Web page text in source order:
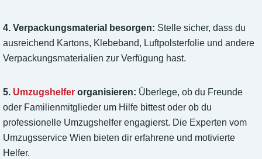
4. Verpackungsmaterial besorgen: Stelle sicher, dass du
ausreichend Kartons, Klebeband, Luftpolsterfolie und andere
Verpackungsmaterialien zur Verfügung hast.
5. Umzugshelfer organisieren: Überlege, ob du Freunde
oder Familienmitglieder um Hilfe bittest oder ob du
professionelle Umzugshelfer engagierst. Die Experten vom
Umzugsservice Wien bieten dir erfahrene und motivierte
Helfer.